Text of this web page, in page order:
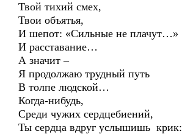
Твой тихий смех,
Твои объятья,
И шепот: «Сильные не плачут…»
И расставание…
А значит –
Я продолжаю трудный путь
В толпе людской…
Когда-нибудь,
Среди чужих сердцебиений,
Ты сердца вдруг услышишь крик: